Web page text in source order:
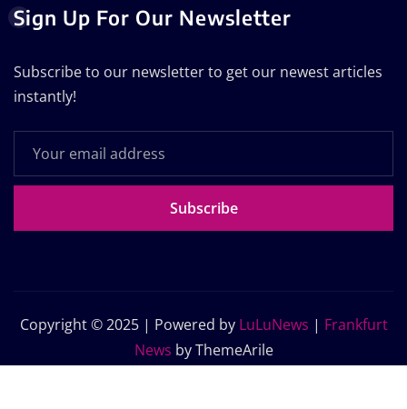
Sign Up For Our Newsletter
Subscribe to our newsletter to get our newest articles
instantly!
Subscribe
Copyright © 2025 | Powered by LuLuNews | Frankfurt
News by ThemeArile